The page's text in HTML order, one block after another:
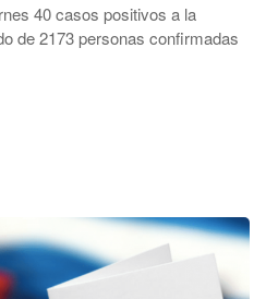
40 casos positivos a la
de 2173 personas confirmadas